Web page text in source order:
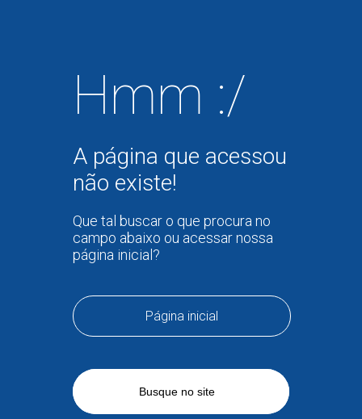
Hmm :/
A página que acessou
não existe!
Que tal buscar o que procura no
campo abaixo ou acessar nossa
página inicial?
Página inicial